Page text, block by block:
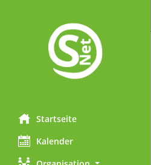
Startseite
Kalender